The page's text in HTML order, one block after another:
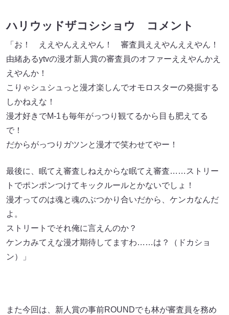
ハリウッドザコシショウ コメント
「お！ ええやんええやん！ 審査員ええやんええやん！
由緒あるytvの漫才新人賞の審査員のオファーええやんかえ
えやんか！
こりゃシュシュっと漫才楽しんでオモロスターの発掘する
しかねえな！
漫才好きでM-1も毎年がっつり観てるから目も肥えてる
で！
だからがっつりガツンと漫才で笑わせてやー！
最後に、眠てえ審査しねえからな眠てえ審査……ストリー
トでポンポンつけてキックルールとかないでしょ！
漫才ってのは魂と魂のぶつかり合いだから、ケンカなんだ
よ。
ストリートでそれ俺に言えんのか？
ケンカみてえな漫才期待してますわ……は？（ドカショ
ン）」
また今回は、新人賞の事前ROUNDでも林が審査員を務め